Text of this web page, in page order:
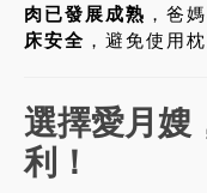
肉已發展成熟 ，爸
床安全 ，避免使用
選擇愛月嫂
利！